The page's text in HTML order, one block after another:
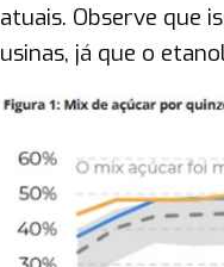
atuais. Observe que
usinas, já que o